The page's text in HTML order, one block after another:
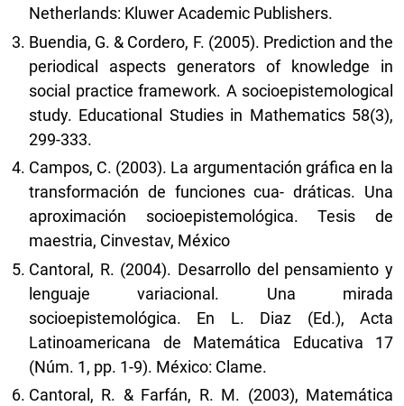
Netherlands: Kluwer Academic Publishers.
Buendia, G. & Cordero, F. (2005). Prediction and the
periodical aspects generators of knowledge in
social practice framework. A socioepistemological
study. Educational Studies in Mathematics 58(3),
299-333.
Campos, C. (2003). La argumentación gráfica en la
transformación de funciones cua- dráticas. Una
aproximación socioepistemológica. Tesis de
maestria, Cinvestav, México
Cantoral, R. (2004). Desarrollo del pensamiento y
lenguaje variacional. Una mirada
socioepistemológica. En L. Diaz (Ed.), Acta
Latinoamericana de Matemática Educativa 17
(Núm. 1, pp. 1-9). México: Clame.
Cantoral, R. & Farfán, R. M. (2003), Matemática